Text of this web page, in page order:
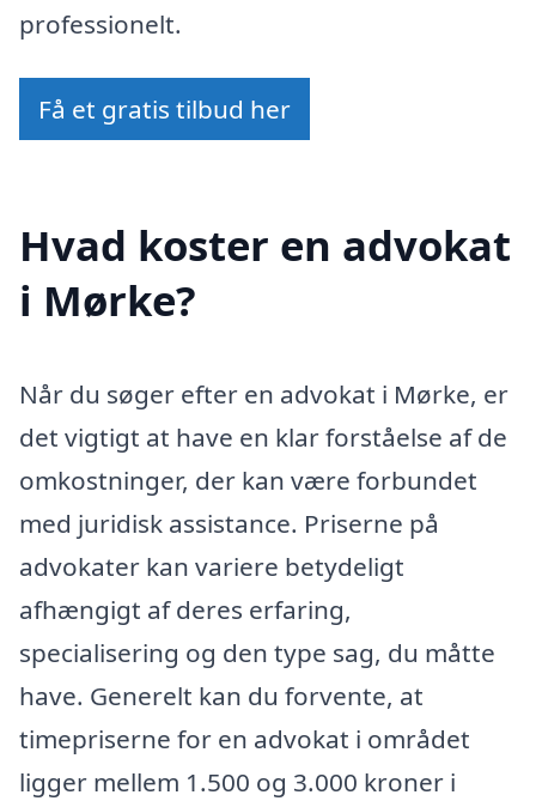
professionelt.
Få et gratis tilbud her
Hvad koster en advokat
i Mørke?
Når du søger efter en advokat i Mørke, er
det vigtigt at have en klar forståelse af de
omkostninger, der kan være forbundet
med juridisk assistance. Priserne på
advokater kan variere betydeligt
afhængigt af deres erfaring,
specialisering og den type sag, du måtte
have. Generelt kan du forvente, at
timepriserne for en advokat i området
ligger mellem 1.500 og 3.000 kroner i